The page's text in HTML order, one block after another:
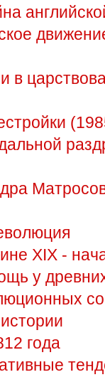
в
XIX -
у
года